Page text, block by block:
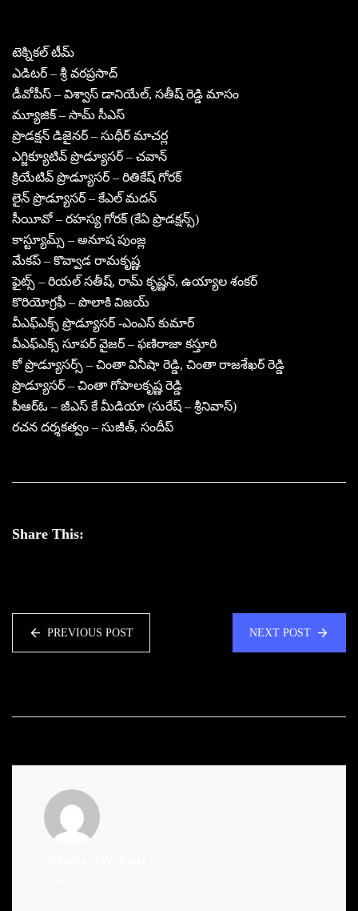
టెక్నికల్ టీమ్
ఎడిటర్ – శ్రీ వరప్రసాద్
డీవోపీస్ – విశ్వాస్ డానియేల్, సతీష్ రెడ్డి మాసం
మ్యూజిక్ – సామ్ సీఎస్
ప్రొడక్షన్ డిజైనర్ – సుధీర్ మాచర్ల
ఎగ్జిక్యూటివ్ ప్రొడ్యూసర్ – చవాన్
క్రియేటివ్ ప్రొడ్యూసర్ – రితికేష్ గోరక్
లైన్ ప్రొడ్యూసర్ – కేఎల్ మదన్
సీయీవో – రహస్య గోరక్ (కేఏ ప్రొడక్షన్స్)
కాస్ట్యూమ్స్ – అనూష పుంజ్ల
మేకప్ – కొవ్వాడ రామకృష్ణ
ఫైట్స్ – రియల్ సతీష్, రామ్ కృష్ణన్, ఉయ్యాల శంకర్
కొరియోగ్రఫీ – పొలాకి విజయ్
వీఎఫ్ఎక్స్ ప్రొడ్యూసర్ -ఎంఎస్ కుమార్
వీఎఫ్ఎక్స్ సూపర్ వైజర్ – ఫణిరాజా కస్తూరి
కో ప్రొడ్యూసర్స్ – చింతా వినీషా రెడ్డి, చింతా రాజశేఖర్ రెడ్డి
ప్రొడ్యూసర్ – చింతా గోపాలకృష్ణ రెడ్డి
పీఆర్ఓ – జీఎస్ కే మీడియా (సురేష్ – శ్రీనివాస్)
రచన దర్శకత్వం – సుజీత్, సందీప్
Share This:
PREVIOUS POST NEXT POST